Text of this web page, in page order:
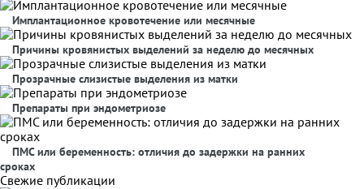
Имплантационное кровотечение или месячные
Причины кровянистых выделений за неделю до месячных
Прозрачные слизистые выделения из матки
Препараты при эндометриозе
ПМС или беременность: отличия до задержки на ранних
сроках
Свежие публикации